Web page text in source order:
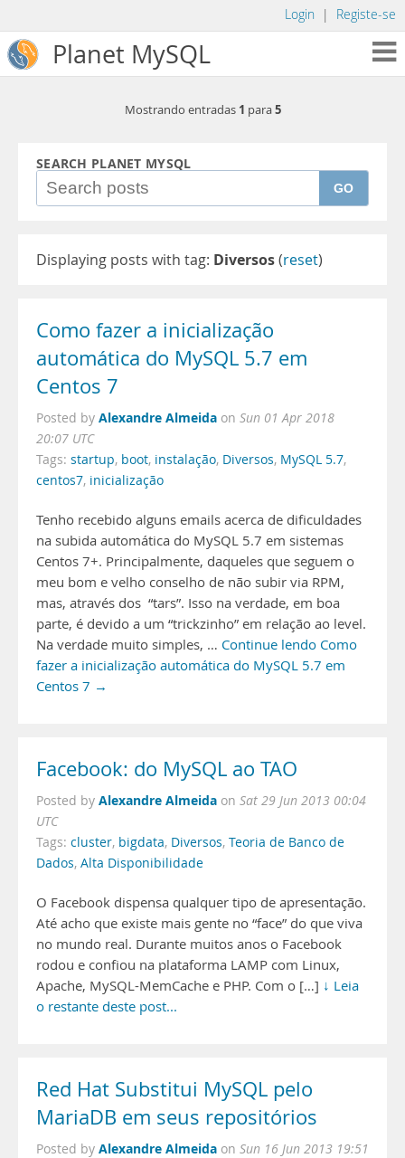
Login | Registe-se
Planet MySQL
Mostrando entradas 1 para5
SEARCH PLANET MYSQL
GO
Displaying posts with tag: Diversos(reset)
Como fazer a inicialização
automática do MySQL 5.7 em
Centos 7
Posted by Alexandre Almeida on Sun 01 Apr 2018
20:07 UTC
Tags: startup, boot, instalação, Diversos, MySQL 5.7,
centos7, inicialização
Tenho recebido alguns emails acerca de dificuldades
na subida automática do MySQL 5.7 em sistemas
Centos 7+. Principalmente, daqueles que seguem o
meu bom e velho conselho de não subir via RPM,
mas, através dos “tars”. Isso na verdade, em boa
parte, é devido a um “trickzinho” em relação ao level.
Na verdade muito simples, … Continue lendo Como
fazer a inicialização automática do MySQL 5.7 em
Centos 7 →
Facebook: do MySQL ao TAO
Posted by Alexandre Almeida on Sat 29 Jun 2013 00:04
UTC
Tags: cluster, bigdata, Diversos, Teoria de Banco de
Dados, Alta Disponibilidade
O Facebook dispensa qualquer tipo de apresentação.
Até acho que existe mais gente no “face” do que viva
no mundo real. Durante muitos anos o Facebook
rodou e confiou na plataforma LAMP com Linux,
Apache, MySQL-MemCache e PHP. Com o […] ↓ Leia
o restante deste post...
Red Hat Substitui MySQL pelo
MariaDB em seus repositórios
Posted by Alexandre Almeida on Sun 16 Jun 2013 19:51